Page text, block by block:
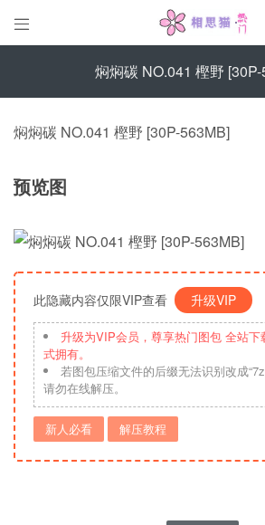

焖焖碳 NO.041 樫野
焖焖碳 NO.041 樫野 [30P-563MB]
预览图
此隐藏内容仅限VIP查看 升级VIP
升级为VIP会员，尊享热门图包 全站
式拥有。
若图包压缩文件的后缀无法识别改成
请勿在线解压。
新人必看 解压教程